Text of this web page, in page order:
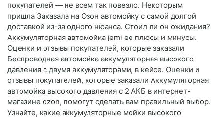
покупателей — не всем так повезло. Некоторым
пришла Заказала на Озон автомойку с самой долгой
доставкой из-за одного нюанса. Стоил ли он ожидания?
Аккумуляторная автомойка jemi ее плюсы и минусы.
Оценки и отзывы покупателей, которые заказали
Беспроводная автомойка аккумуляторная высокого
давления с двумя аккумуляторами, в кейсе. Оценки и
отзывы покупателей, которые заказали Аккумуляторная
автомойка высокого давления с 2 АКБ в интернет-
магазине ozon, помогут сделать вам правильный выбор.
Узнайте, какие аккумуляторные мойки высокого